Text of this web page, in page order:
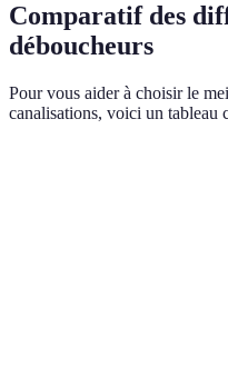
Comparatif des
déboucheurs
Pour vous aider à choisir le
canalisations, voici un tableau